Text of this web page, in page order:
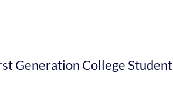
Generation College Student